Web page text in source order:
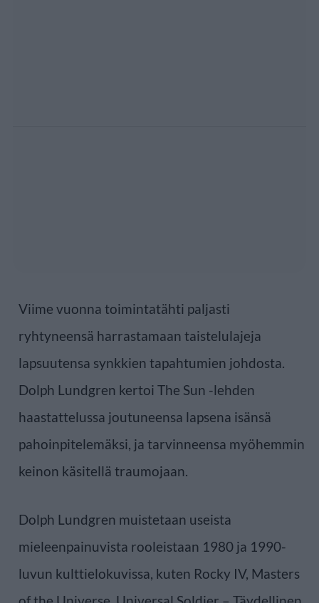
Viime vuonna toimintatähti paljasti
ryhtyneensä harrastamaan taistelulajeja
lapsuutensa synkkien tapahtumien johdosta.
Dolph Lundgren kertoi The Sun -lehden
haastattelussa joutuneensa lapsena isänsä
pahoinpitelemäksi, ja tarvinneensa myöhemmin
keinon käsitellä traumojaan.
Dolph Lundgren muistetaan useista
mieleenpainuvista rooleistaan 1980 ja 1990-
luvun kulttielokuvissa, kuten Rocky IV, Masters